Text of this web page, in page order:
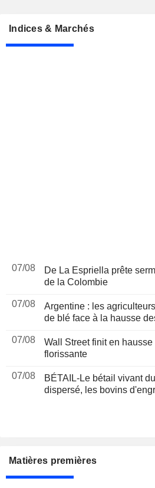
Indices & Marchés
07/08
De La Espriella prête
de la Colombie
07/08
Argentine : les
de blé face à la hausse
07/08
Wall Street finit en
florissante
07/08
BÉTAIL-Le bétail vivant
dispersé, les bovins
Matières premières